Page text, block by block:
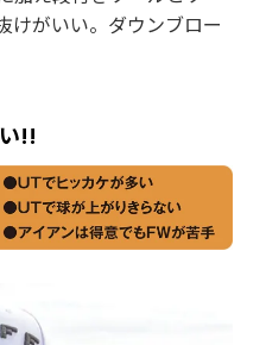
けがいい。ダウンブロー
!!